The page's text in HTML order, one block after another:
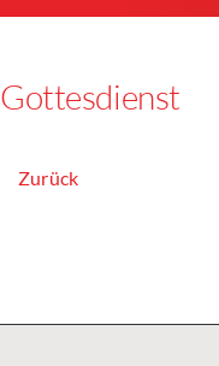
Gottesdienst
Zurück